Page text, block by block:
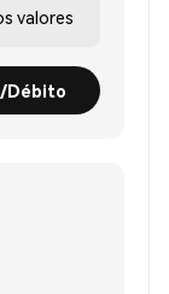
valores
Débito